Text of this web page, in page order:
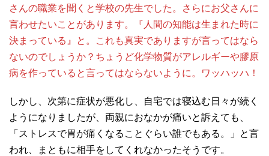
さんの職業を聞くと学校の先生でした。さらにお父さんに
言わせたいことがあります。『人間の知能は生まれた時に
決まっている』と。これも真実でありますが言ってはなら
ないのでしょうか？ちょうど化学物質がアレルギーや膠原
病を作っていると言ってはならないように。ワッハッハ！
しかし、次第に症状が悪化し、自宅では寝込む日々が続く
ようになりましたが、両親におなかが痛いと訴えても、
「ストレスで胃が痛くなることぐらい誰でもある。」と言
われ、まともに相手をしてくれなかったそうです。